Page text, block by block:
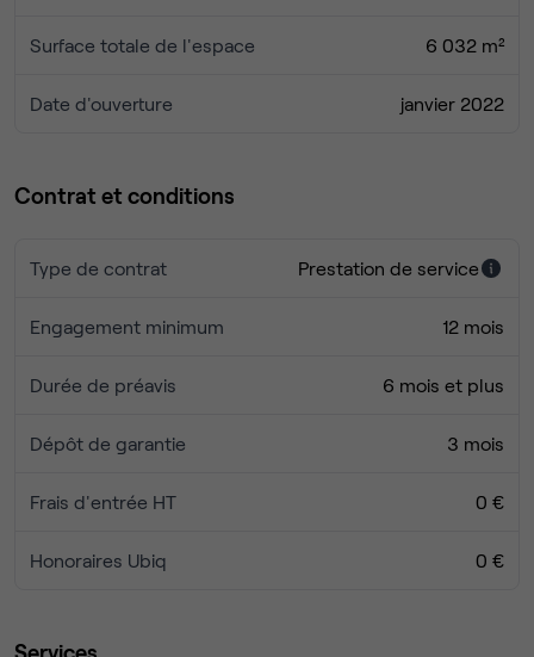
Surface totale de l'espace 6 032 m²
Date d'ouverture janvier 2022
Contrat et conditions
Type de contrat Prestation de service
Engagement minimum 12 mois
Durée de préavis 6 mois et plus
Dépôt de garantie 3 mois
Frais d'entrée HT 0 €
Honoraires Ubiq 0 €